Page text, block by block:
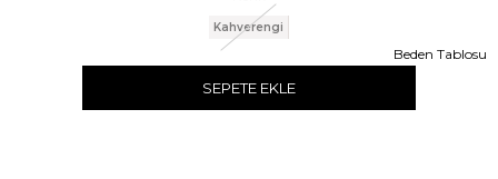
Kahverengi
Beden Tablosu
SEPETE EKLE